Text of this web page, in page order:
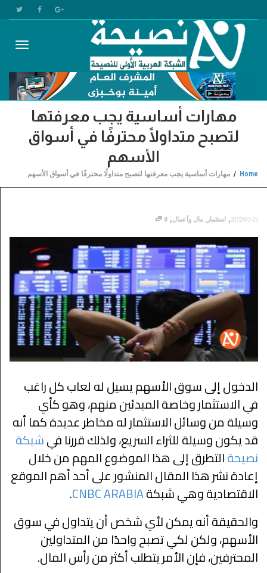
مهارات أساسية يجب معرفتها
لتصبح متداولًا محترفًا في أسواق
الأسهم
Home مهارات أساسية يجب معرفتها لتصبح متداولًا محترفًا في أسواق الأسهم
2022-03-25
, استثمار , مال وأعمال,
0
الدخول إلى سوق الأسهم يسيل له لعاب كل راغب
في الاستثمار وخاصة المبدئين منهم، وهو كأي
وسيلة من وسائل الاستثمار له مخاطر عديدة كما أنه
قد يكون وسيلة للثراء السريع، ولذلك قررنا فيشبكة
نصيحةالتطرق إلى هذا الموضوع المهم من خلال
إعادة نشر هذا المقال المنشور على أحد أهم الموقع
الاقتصادية وهي شبكةCNBC ARABIA
.
والحقيقة أنه يمكن لأي شخص أن يتداول في سوق
الأسهم، ولكن لكي تصبح واحدًا من المتداولين
المحترفين، فإن الأمر يتطلب أكثر من رأس المال.